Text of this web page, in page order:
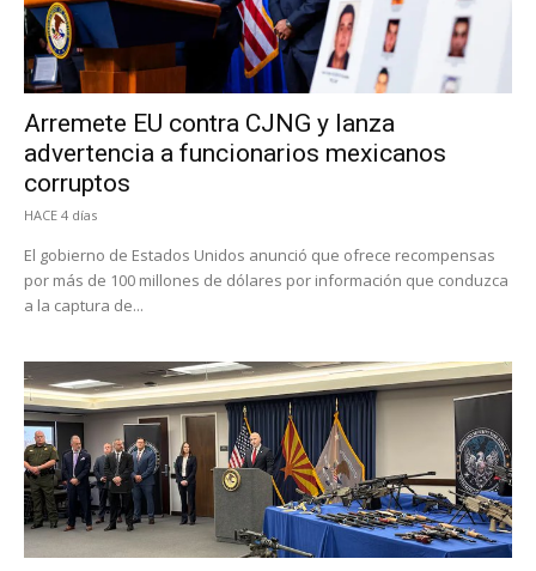
Arremete EU contra CJNG y lanza
advertencia a funcionarios mexicanos
corruptos
HACE 4 días
El gobierno de Estados Unidos anunció que ofrece recompensas
por más de 100 millones de dólares por información que conduzca
a la captura de...